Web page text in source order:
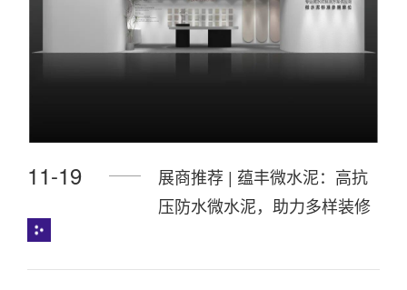
11-19
展商推荐 | 蕴丰微水泥：高抗
压防水微水泥，助力多样装修